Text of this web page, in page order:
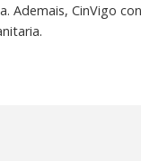
Ademais, CinVigo